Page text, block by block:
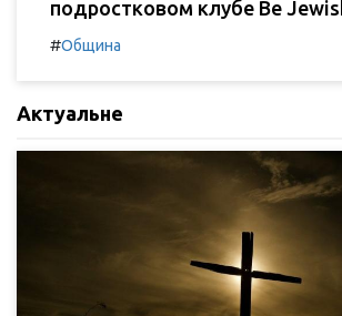
подростковом клубе Be
#Община
Актуальне